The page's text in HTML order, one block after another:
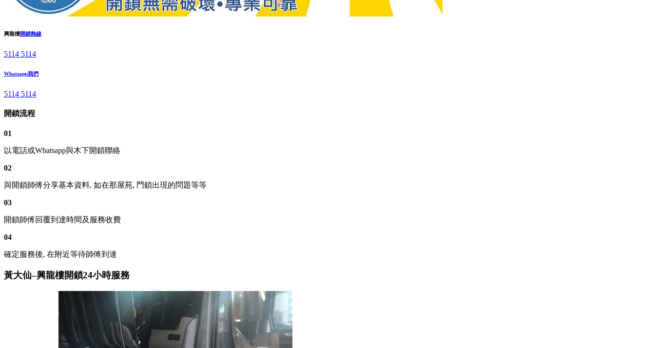
興龍樓開鎖熱線
5114 5114
Whatsapp我們
5114 5114
開鎖流程
01
以電話或Whatsapp與木下開鎖聯絡
02
與開鎖師傅分享基本資料, 如在那屋苑, 門鎖出現的問題等等
03
開鎖師傅回覆到達時間及服務收費
04
確定服務後, 在附近等待師傅到達
黃大仙–興龍樓開鎖24小時服務